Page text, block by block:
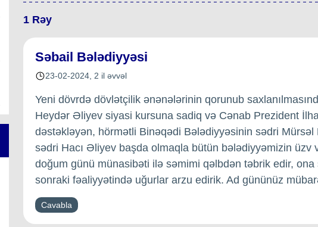
1 Rəy
Səbail Bələdiyyəsi
23-02-2024,2 il əvvəl
Yeni dövrdə dövlətçilik ənənələrinin qorunub
Heydər Əliyev siyasi kursuna sadiq və Cənab Prezident
dəstəkləyən, hörmətli Binəqədi Bələdiyyəsinin sədri
sədri Hacı Əliyev başda olmaqla bütün bələdiyyəmizin üzv
doğum günü münasibəti ilə səmimi qəlbdən təbrik edir, ona
sonraki fəaliyyətində uğurlar arzu edirik. Ad gününüz
Cavabla